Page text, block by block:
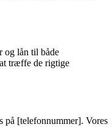
og lån til både
træffe de rigtige
på [telefonnummer]. Vores